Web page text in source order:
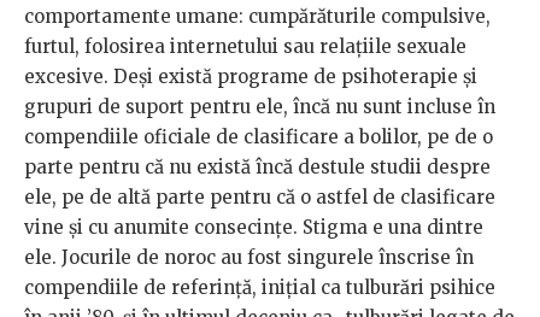
comportamente umane: cumpărăturile compulsive,
furtul, folosirea internetului sau relațiile sexuale
excesive. Deși există programe de psihoterapie și
grupuri de suport pentru ele, încă nu sunt incluse în
compendiile oficiale de clasificare a bolilor, pe de o
parte pentru că nu există încă destule studii despre
ele, pe de altă parte pentru că o astfel de clasificare
vine și cu anumite consecințe. Stigma e una dintre
ele. Jocurile de noroc au fost singurele înscrise în
compendiile de referință, inițial ca tulburări psihice